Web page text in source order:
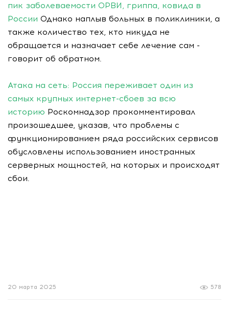
пик заболеваемости ОРВИ, гриппа, ковида в
России Однако наплыв больных в поликлиники, а
также количество тех, кто никуда не
обращается и назначает себе лечение сам -
говорит об обратном.
Атака на сеть: Россия переживает один из
самых крупных интернет-сбоев за всю
историю Роскомнадзор прокомментировал
произошедшее, указав, что проблемы с
функционированием ряда российских сервисов
обусловлены использованием иностранных
серверных мощностей, на которых и происходят
сбои.
578
20 марта 2025